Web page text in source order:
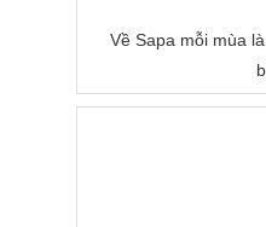
Về Sapa mỗi mùa